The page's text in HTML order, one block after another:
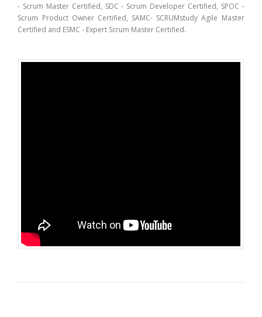
- Scrum Master Certified, SDC - Scrum Developer Certified, SPOC -
Scrum Product Owner Certified, SAMC- SCRUMstudy Agile Master
Certified and ESMC - Expert Scrum Master Certified.